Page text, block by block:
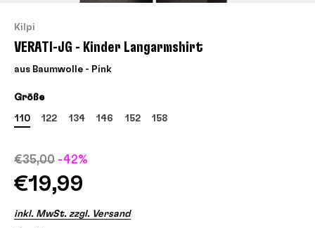
Kilpi
VERATI-JG - Kinder Langarmshirt
aus Baumwolle - Pink
Größe
110 122 134 146 152 158
€35,00 -42%
€19,99
inkl. MwSt. zzgl. Versand